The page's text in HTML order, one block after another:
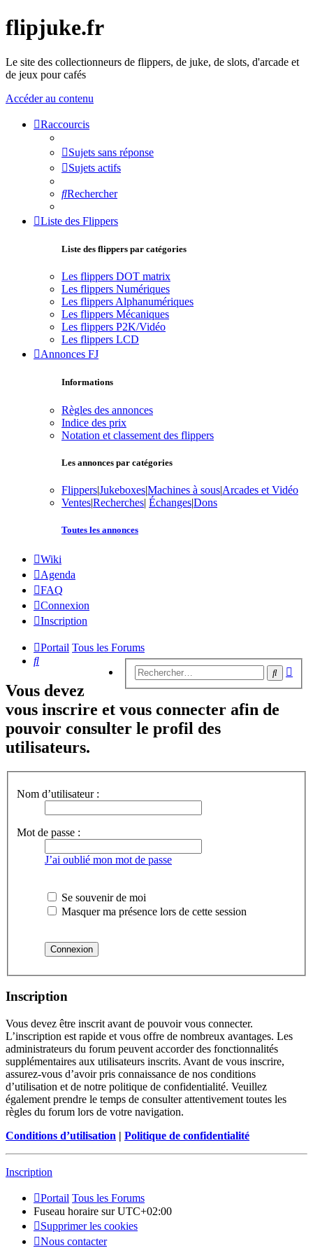
flipjuke.fr
Le site des collectionneurs de flippers, de juke, de slots, d'arcade et
de jeux pour cafés
Accéder au contenu
Raccourcis
Sujets sans réponse
Sujets actifs
Rechercher
Liste des Flippers
Liste des flippers par catégories
Les flippers DOT matrix
Les flippers Numériques
Les flippers Alphanumériques
Les flippers Mécaniques
Les flippers P2K/Vidéo
Les flippers LCD
Annonces FJ
Informations
Règles des annonces
Indice des prix
Notation et classement des flippers
Les annonces par catégories
Flippers|Jukeboxes|Machines à sous|Arcades et Vidéo
Ventes|Recherches| Échanges|Dons
Toutes les annonces
Wiki
Agenda
FAQ
Connexion
Inscription
Portail Tous les Forums
Rechercher
Vous devez
vous inscrire et vous connecter afin de
pouvoir consulter le profil des
utilisateurs.
Nom d’utilisateur :
Mot de passe :
J’ai oublié mon mot de passe
Se souvenir de moi
Masquer ma présence lors de cette session
Inscription
Vous devez être inscrit avant de pouvoir vous connecter.
L’inscription est rapide et vous offre de nombreux avantages. Les
administrateurs du forum peuvent accorder des fonctionnalités
supplémentaires aux utilisateurs inscrits. Avant de vous inscrire,
assurez-vous d’avoir pris connaissance de nos conditions
d’utilisation et de notre politique de confidentialité. Veuillez
également prendre le temps de consulter attentivement toutes les
règles du forum lors de votre navigation.
Conditions d’utilisation | Politique de confidentialité
Inscription
Portail Tous les Forums
Fuseau horaire surUTC+02:00
Supprimer les cookies
Nous contacter